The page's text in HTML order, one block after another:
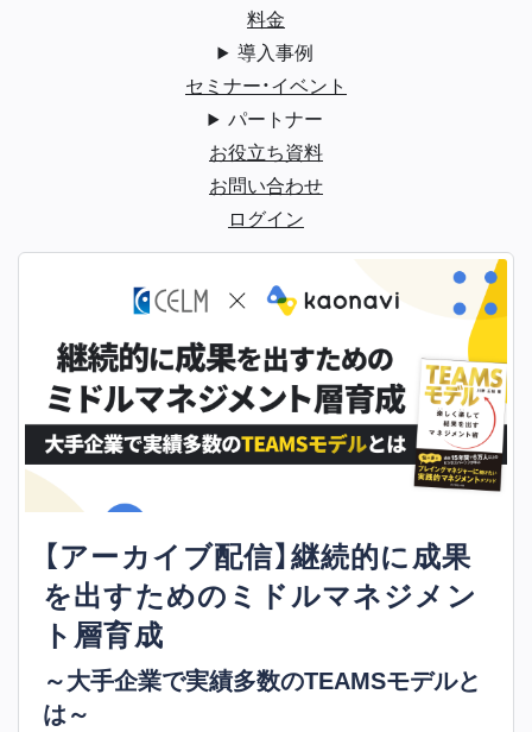
料金
導入事例
セミナー・イベント
パートナー
お役立ち資料
お問い合わせ
ログイン
【アーカイブ配信】継続的に成果
を出すためのミドルマネジメン
ト層育成
～大手企業で実績多数のTEAMSモデルと
は～